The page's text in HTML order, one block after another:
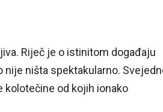
Riječ je o istinitom događaju
nije ništa spektakularno.
kolotečine od kojih ionako